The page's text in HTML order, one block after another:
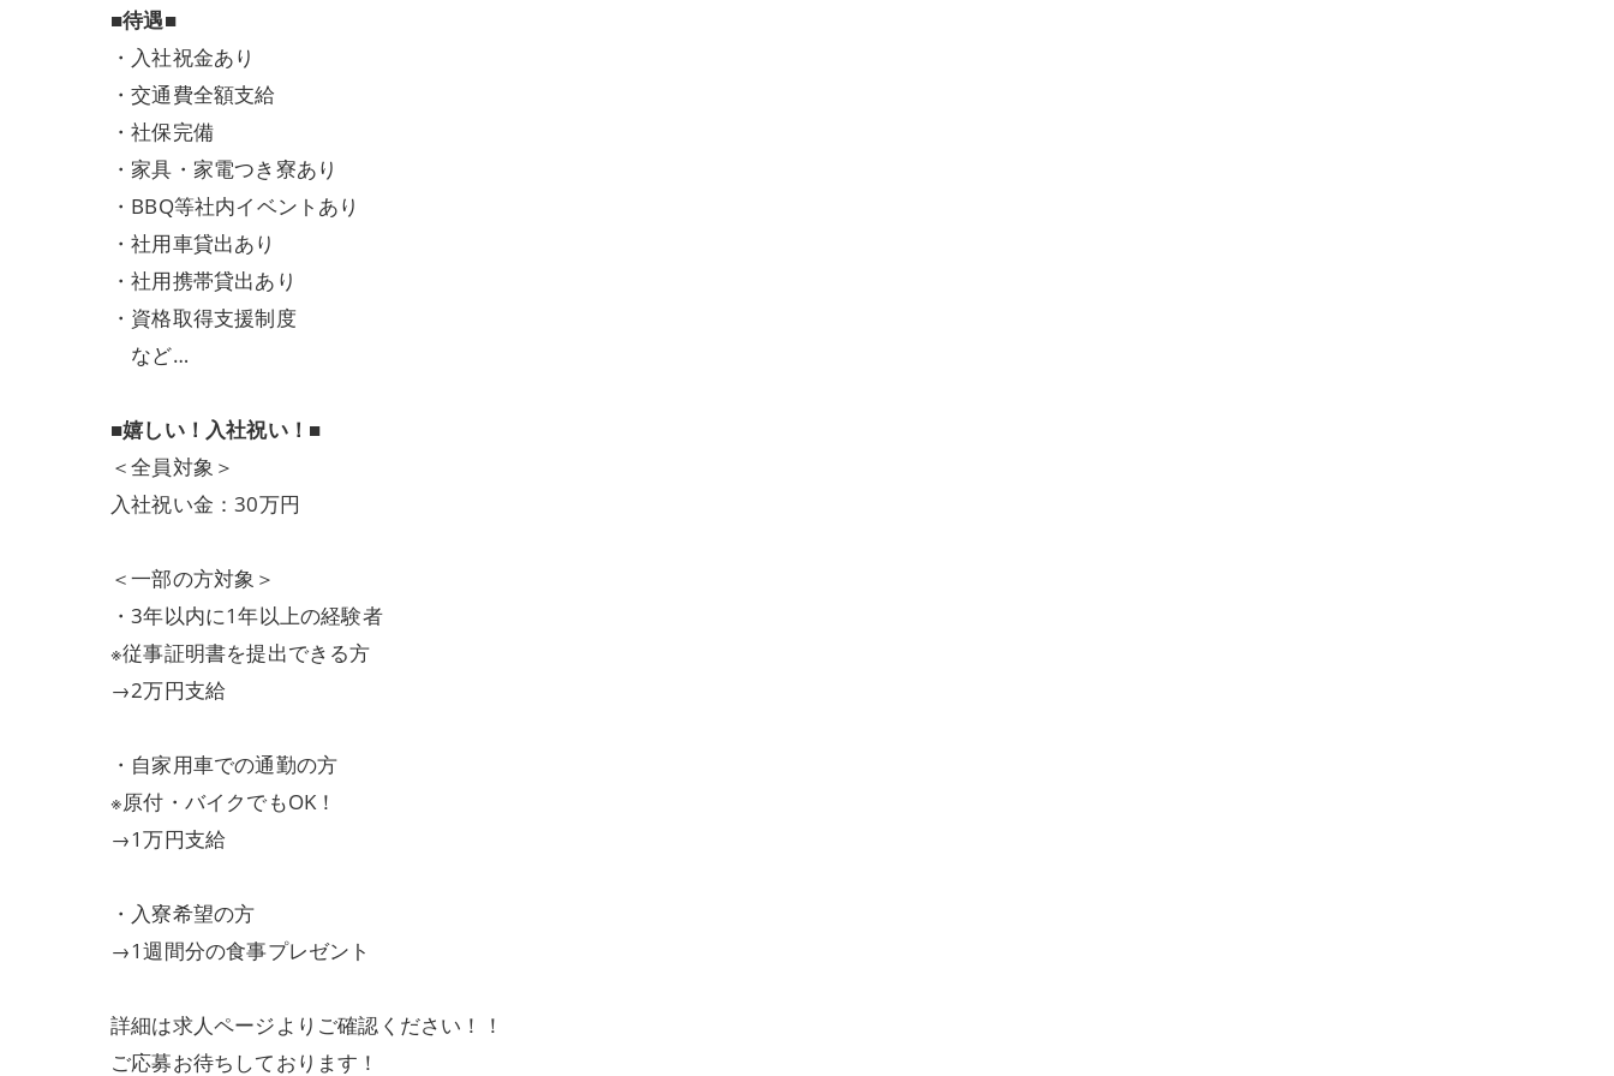
■待遇■
・入社祝金あり
・交通費全額支給
・社保完備
・家具・家電つき寮あり
・BBQ等社内イベントあり
・社用車貸出あり
・社用携帯貸出あり
・資格取得支援制度
など…
■嬉しい！入社祝い！■
＜全員対象＞
入社祝い金：30万円
＜一部の方対象＞
・3年以内に1年以上の経験者
※従事証明書を提出できる方
→2万円支給
・自家用車での通勤の方
※原付・バイクでもOK！
→1万円支給
・入寮希望の方
→1週間分の食事プレゼント
詳細は求人ページよりご確認ください！！
ご応募お待ちしております！